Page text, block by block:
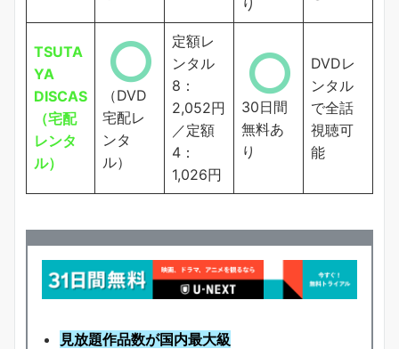
TSUTA
YA
DISCAS
（宅配
レンタ
ル）
（DVD
宅配レ
ンタ
ル）
定額レ
ンタル
8：
2,052円
／定額
4：
1,026円
30日間
無料あ
り
DVDレ
ンタル
で全話
視聴可
能
見放題作品数が国内最大級